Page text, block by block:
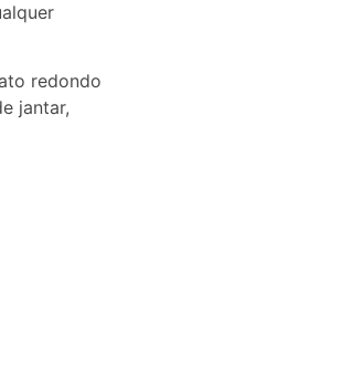
redondo
jantar,